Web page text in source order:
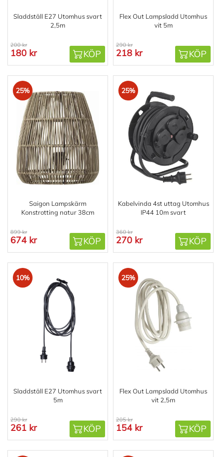
Sladdställ E27 Utomhus svart
2,5m
200 kr
180 kr KÖP
Flex Out Lampsladd Utomhus
vit 5m
290 kr
218 kr KÖP
25%
Saigon Lampskärm
Konstrotting natur 38cm
899 kr
674 kr KÖP
25%
Kabelvinda 4st uttag Utomhus
IP44 10m svart
360 kr
270 kr KÖP
10%
Sladdställ E27 Utomhus svart
5m
290 kr
261 kr KÖP
25%
Flex Out Lampsladd Utomhus
vit 2,5m
205 kr
154 kr KÖP